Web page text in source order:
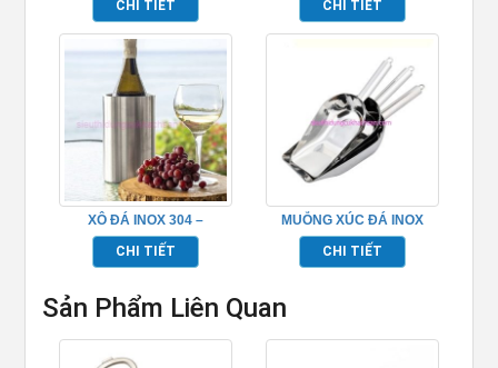
CHI TIẾT
CHI TIẾT
XÔ ĐÁ INOX 304 –
TP694076
CHI TIẾT
MUỖNG XÚC ĐÁ INOX
CAO CẤP TP694052
CHI TIẾT
Sản Phẩm Liên Quan